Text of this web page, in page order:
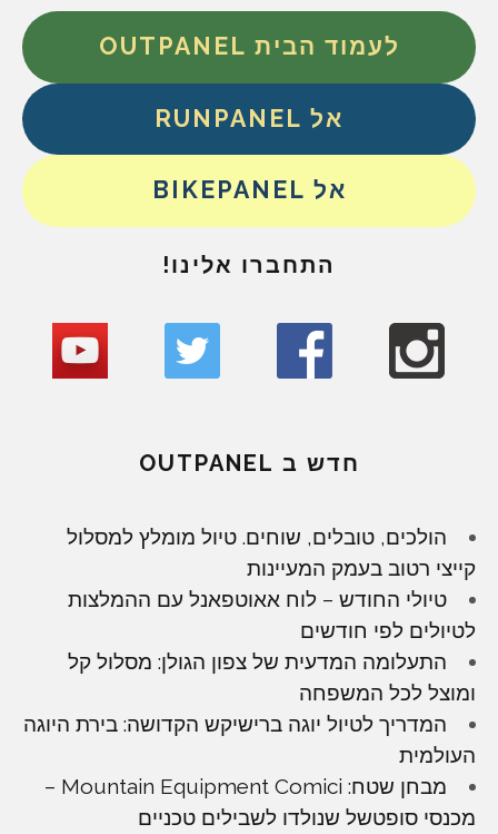
לעמוד הבית OUTPANEL
אל RUNPANEL
אל BIKEPANEL
התחברו אלינו!
חדש ב OUTPANEL
הולכים, טובלים, שוחים. טיול מומלץ למסלול
קייצי רטוב בעמק המעיינות
טיולי החודש – לוח אאוטפאנל עם ההמלצות
לטיולים לפי חודשים
התעלומה המדעית של צפון הגולן: מסלול קל
ומוצל לכל המשפחה
המדריך לטיול יוגה ברישיקש הקדושה: בירת היוגה
העולמית
מבחן שטח: Mountain Equipment Comici –
מכנסי סופטשל שנולדו לשבילים טכניים